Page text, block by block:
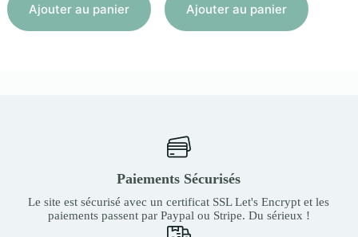
Ajouter au panier Ajouter au panier
Paiements Sécurisés
Le site est sécurisé avec un certificat SSL Let's Encrypt et les
paiements passent par Paypal ou Stripe. Du sérieux !